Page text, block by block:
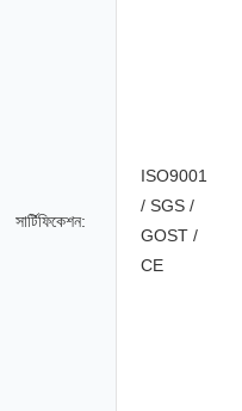
সার্টিফিকেশন:
ISO9001
/ SGS /
GOST /
CE